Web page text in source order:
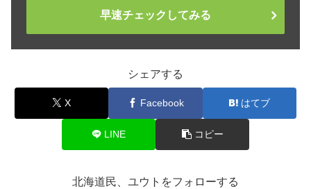
早速チェックしてみる
シェアする
X Facebook はてブ
LINE コピー
北海道民、ユウトをフォローする